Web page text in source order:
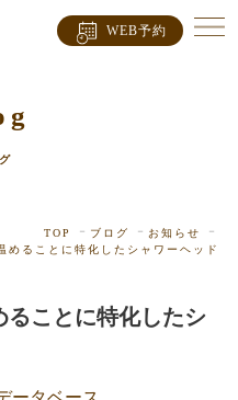
TOP ブログ
お知らせ
めることに特化したシャワーヘッド
WEB予約
ることに特化したシ